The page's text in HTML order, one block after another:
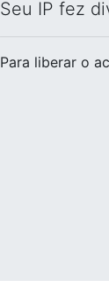
Seu IP fez
Para liberar o